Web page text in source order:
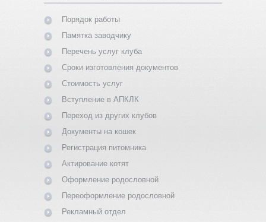
Порядок работы
Памятка заводчику
Перечень услуг клуба
Сроки изготовления документов
Стоимость услуг
Вступление в АПКЛК
Переход из других клубов
Документы на кошек
Регистрация питомника
Актирование котят
Оформление родословной
Переоформление родословной
Рекламный отдел